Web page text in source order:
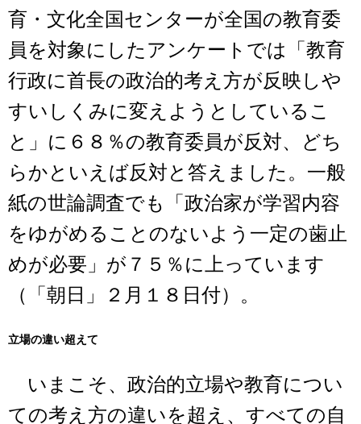
育・文化全国センターが全国の教育委
員を対象にしたアンケートでは「教育
行政に首長の政治的考え方が反映しや
すいしくみに変えようとしているこ
と」に６８％の教育委員が反対、どち
らかといえば反対と答えました。一般
紙の世論調査でも「政治家が学習内容
をゆがめることのないよう一定の歯止
めが必要」が７５％に上っています
（「朝日」２月１８日付）。
立場の違い超えて
いまこそ、政治的立場や教育につい
ての考え方の違いを超え、すべての自